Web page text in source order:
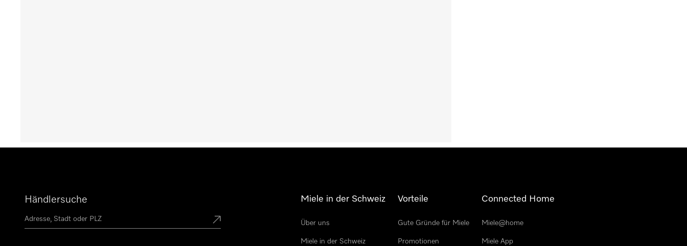
Händlersuche Miele in der Schweiz
Über uns
Miele in der Schweiz
Vorteile
Gute Gründe für Miele
Promotionen
Connected Home
Miele@home
Miele App